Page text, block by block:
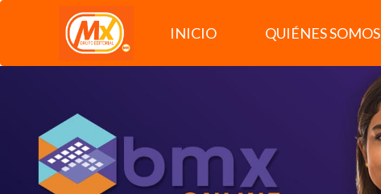
INICIO QUIÉNES SOMOS